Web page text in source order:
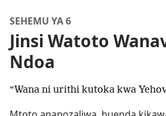
SEHEMU YA 6
Jinsi Watoto
Ndoa
“Wana ni urithi kutoka kwa